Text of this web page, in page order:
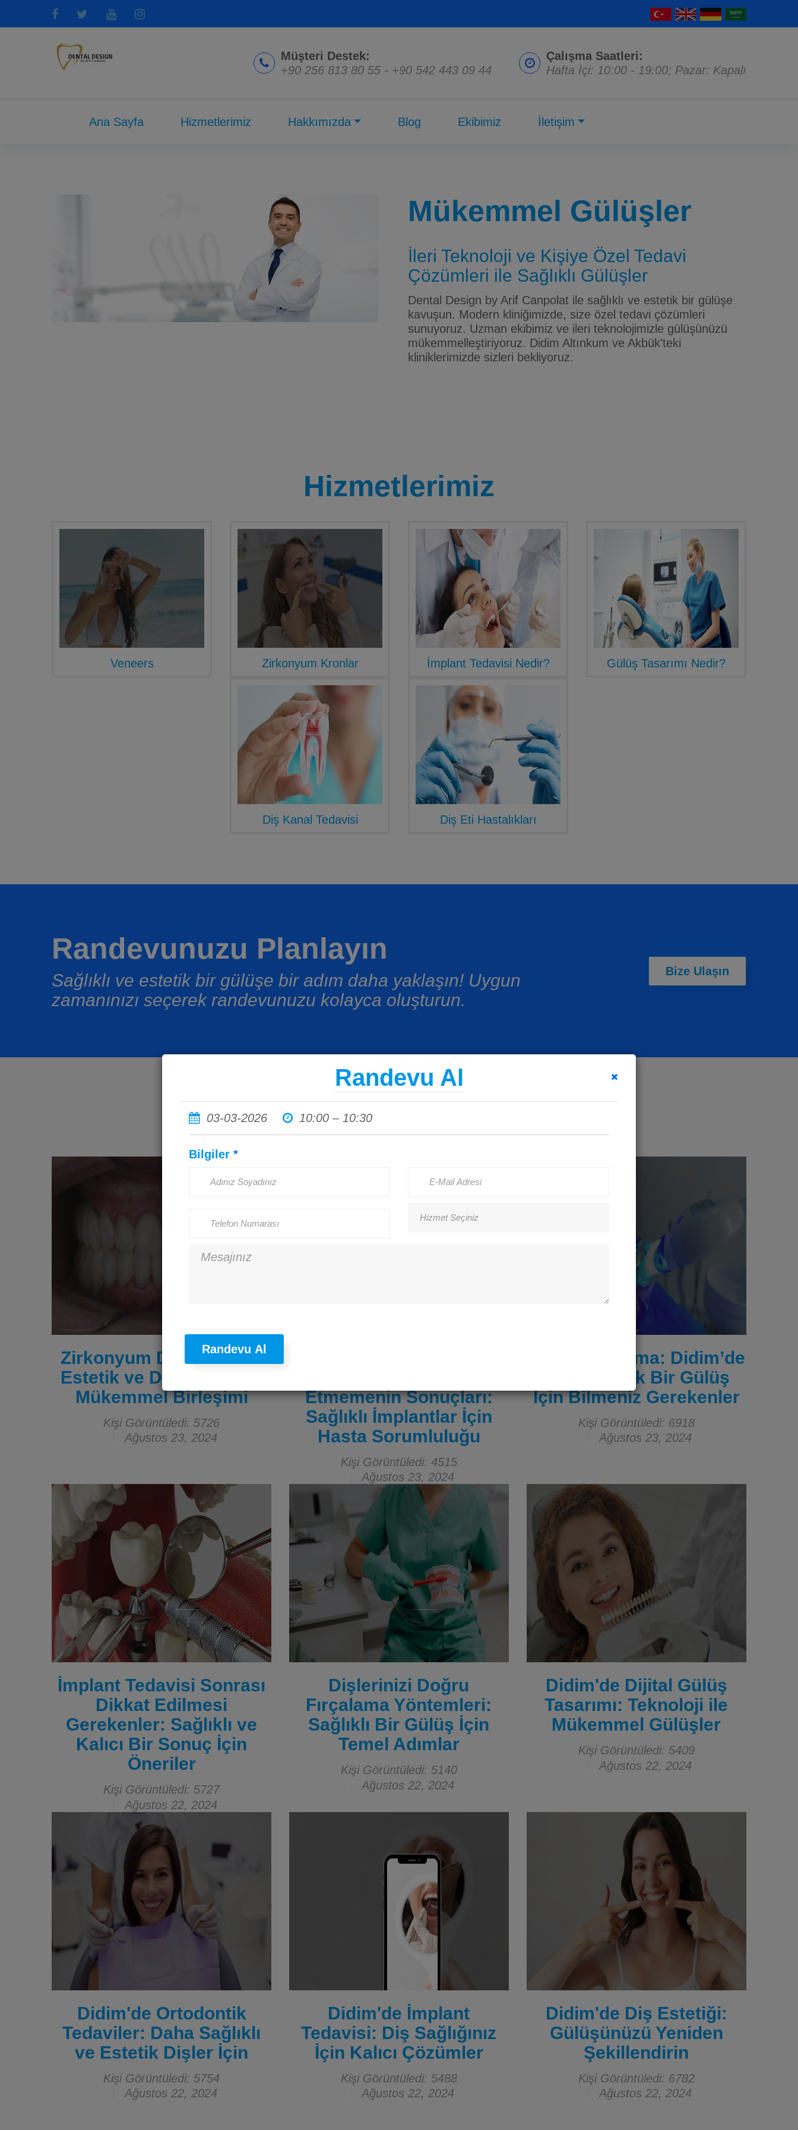
Müşteri Destek:
+90 256 813 80 55 - +90 542 443 09 44
Çalışma Saatleri:
Hafta İçi: 10:00 - 19:00; Pazar: Kapalı
Ana Sayfa Hizmetlerimiz Hakkımızda Blog Ekibimiz İletişim
Mükemmel Gülüşler
İleri Teknoloji ve Kişiye Özel Tedavi
Çözümleri ile Sağlıklı Gülüşler
Dental Design by Arif Canpolat ile sağlıklı ve estetik bir gülüşe
kavuşun. Modern kliniğimizde, size özel tedavi çözümleri
sunuyoruz. Uzman ekibimiz ve ileri teknolojimizle gülüşünüzü
mükemmelleştiriyoruz. Didim Altınkum ve Akbük'teki
kliniklerimizde sizleri bekliyoruz.
Hizmetlerimiz
Veneers Zirkonyum Kronlar İmplant Tedavisi Nedir? Gülüş Tasarımı Nedir?
Diş Kanal Tedavisi Diş Eti Hastalıkları
Randevunuzu Planlayın
Sağlıklı ve estetik bir gülüşe bir adım daha yaklaşın! Uygun
zamanınızı seçerek randevunuzu kolayca oluşturun.
Bize Ulaşın
Haberler
Zirkonyum Diş Kronları:
Estetik ve Dayanıklılığın
Mükemmel Birleşimi
Kişi Görüntüledi: 5726
Ağustos 23, 2024
Etmemenin Sonuçları:
Sağlıklı İmplantlar İçin
Hasta Sorumluluğu
Kişi Görüntüledi: 4515
Ağustos 23, 2024
Diş Beyazlatma: Didim’de
Daha Parlak Bir Gülüş
İçin Bilmeniz Gerekenler
Kişi Görüntüledi: 6918
Ağustos 23, 2024
İmplant Tedavisi Sonrası
Dikkat Edilmesi
Gerekenler: Sağlıklı ve
Kalıcı Bir Sonuç İçin
Öneriler
Kişi Görüntüledi: 5727
Ağustos 22, 2024
Dişlerinizi Doğru
Fırçalama Yöntemleri:
Sağlıklı Bir Gülüş İçin
Temel Adımlar
Kişi Görüntüledi: 5140
Ağustos 22, 2024
Didim'de Dijital Gülüş
Tasarımı: Teknoloji ile
Mükemmel Gülüşler
Kişi Görüntüledi: 5409
Ağustos 22, 2024
Didim'de Ortodontik
Tedaviler: Daha Sağlıklı
ve Estetik Dişler İçin
Kişi Görüntüledi: 5754
Ağustos 22, 2024
Didim'de İmplant
Tedavisi: Diş Sağlığınız
İçin Kalıcı Çözümler
Kişi Görüntüledi: 5488
Ağustos 22, 2024
Didim'de Diş Estetiği:
Gülüşünüzü Yeniden
Şekillendirin
Kişi Görüntüledi: 6782
Ağustos 22, 2024
Randevu Al
03-03-2026 10:00 – 10:30
Bilgiler *
Randevu Al